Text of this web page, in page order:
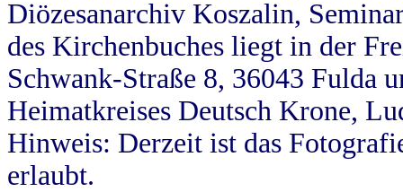
Diözesanarchiv Koszalin,
des Kirchenbuches liegt in der
Schwank-Straße 8, 36043 Fulda
Heimatkreises Deutsch Krone,
Hinweis: Derzeit ist das
erlaubt.